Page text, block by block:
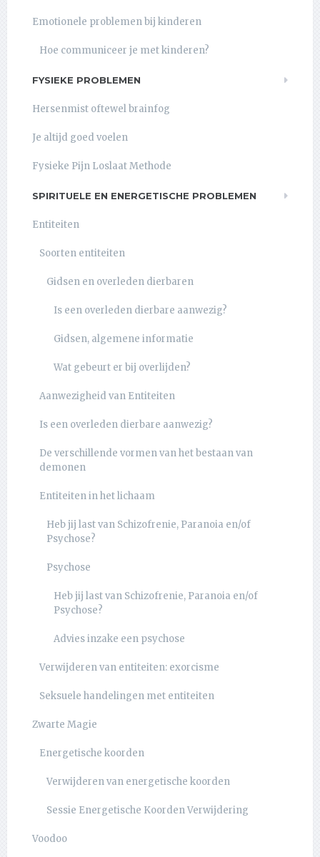
Emotionele problemen bij kinderen
Hoe communiceer je met kinderen?
FYSIEKE PROBLEMEN
Hersenmist oftewel brainfog
Je altijd goed voelen
Fysieke Pijn Loslaat Methode
SPIRITUELE EN ENERGETISCHE PROBLEMEN
Entiteiten
Soorten entiteiten
Gidsen en overleden dierbaren
Is een overleden dierbare aanwezig?
Gidsen, algemene informatie
Wat gebeurt er bij overlijden?
Aanwezigheid van Entiteiten
Is een overleden dierbare aanwezig?
De verschillende vormen van het bestaan van
demonen
Entiteiten in het lichaam
Heb jij last van Schizofrenie, Paranoia en/of
Psychose?
Psychose
Heb jij last van Schizofrenie, Paranoia en/of
Psychose?
Advies inzake een psychose
Verwijderen van entiteiten: exorcisme
Seksuele handelingen met entiteiten
Zwarte Magie
Energetische koorden
Verwijderen van energetische koorden
Sessie Energetische Koorden Verwijdering
Voodoo